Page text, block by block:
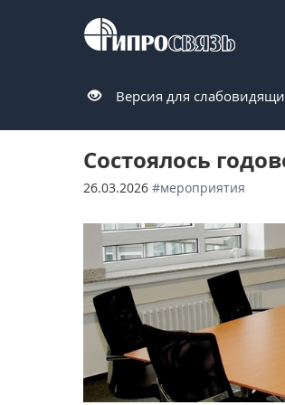
Версия для
Состоялось
26.03.2026 #мероприятия